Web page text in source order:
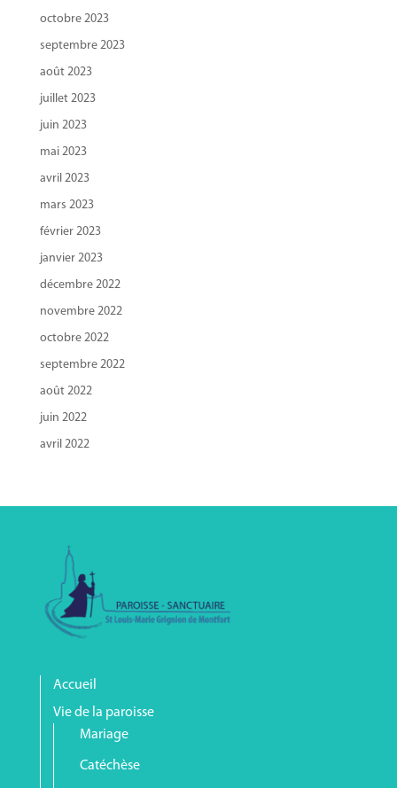
octobre 2023
septembre 2023
août 2023
juillet 2023
juin 2023
mai 2023
avril 2023
mars 2023
février 2023
janvier 2023
décembre 2022
novembre 2022
octobre 2022
septembre 2022
août 2022
juin 2022
avril 2022
Accueil
Vie de la paroisse
Mariage
Catéchèse